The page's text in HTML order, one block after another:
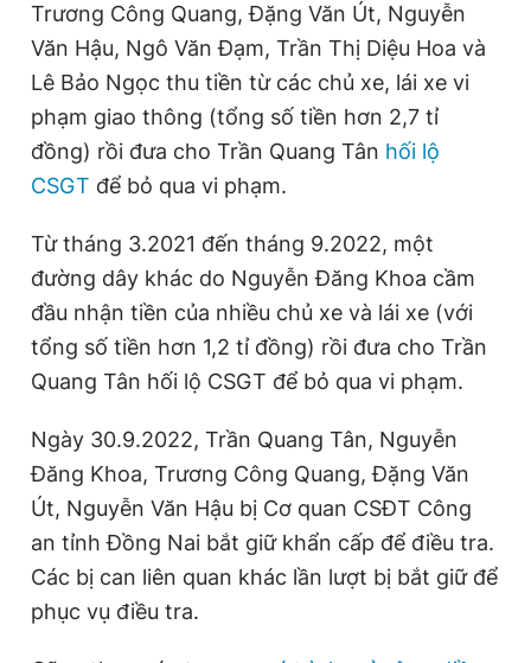
Trương Công Quang, Đặng Văn Út, Nguyễn
Văn Hậu, Ngô Văn Đạm, Trần Thị Diệu Hoa và
Lê Bảo Ngọc thu tiền từ các chủ xe, lái xe vi
phạm giao thông (tổng số tiền hơn 2,7 tỉ
đồng) rồi đưa cho Trần Quang Tân hối lộ
CSGT để bỏ qua vi phạm.
Từ tháng 3.2021 đến tháng 9.2022, một
đường dây khác do Nguyễn Đăng Khoa cầm
đầu nhận tiền của nhiều chủ xe và lái xe (với
tổng số tiền hơn 1,2 tỉ đồng) rồi đưa cho Trần
Quang Tân hối lộ CSGT để bỏ qua vi phạm.
Ngày 30.9.2022, Trần Quang Tân, Nguyễn
Đăng Khoa, Trương Công Quang, Đặng Văn
Út, Nguyễn Văn Hậu bị Cơ quan CSĐT Công
an tỉnh Đồng Nai bắt giữ khẩn cấp để điều tra.
Các bị can liên quan khác lần lượt bị bắt giữ để
phục vụ điều tra.